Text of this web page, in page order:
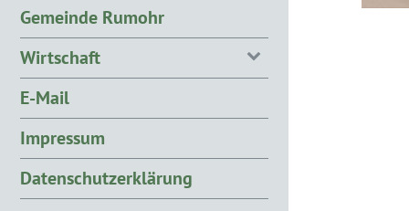
Gemeinde Rumohr
Wirtschaft
E-Mail
Impressum
Datenschutzerklärung